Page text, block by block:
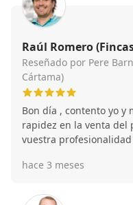
Raúl Romero
Reseñado por Pere
Cártama)
Bon día , contento yo
rapidez en la venta del
vuestra
dudarlo. Gracias por todo
hace 3 meses